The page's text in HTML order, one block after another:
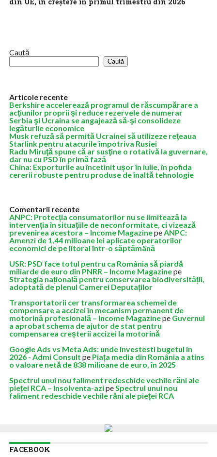
din UE, în creştere în primul trimestru din 2026
Caută
Caută
Articole recente
Berkshire accelerează programul de răscumpărare a
acţiunilor proprii şi reduce rezervele de numerar
Serbia şi Ucraina se angajează să-şi consolideze
legăturile economice
Musk refuză să permită Ucrainei să utilizeze reţeaua
Starlink pentru atacurile împotriva Rusiei
Radu Miruţă spune că ar susţine o rotativă la guvernare,
dar nu cu PSD în primă fază
China: Exporturile au încetinit ușor în iulie, în pofida
cererii robuste pentru produse de înaltă tehnologie
Comentarii recente
ANPC: Protecția consumatorilor nu se limitează la
intervenția în situațiile de neconformitate, ci vizează
prevenirea acestora – Income MagazinepeANPC:
Amenzi de 1,44 milioane lei aplicate operatorilor
economici de pe litoral într-o săptămână
USR: PSD face totul pentru ca România să piardă
miliarde de euro din PNRR – Income Magazinepe
Strategia națională pentru conservarea biodiversității,
adoptată de plenul Camerei Deputaților
Transportatorii cer transformarea schemei de
compensare a accizei în mecanism permanent de
motorină profesională – Income Magazinepe Guvernul
a aprobat schema de ajutor de stat pentru
compensarea creșterii accizei la motorină
Google Ads vs Meta Ads: unde investesti bugetul in
2026 - Admi Consult pe Piața media din România a atins
o valoare netă de 838 milioane de euro, în 2025
Spectrul unui nou faliment redeschide vechile răni ale
pieței RCA – Insolventa-azipeSpectrul unui nou
faliment redeschide vechile răni ale pieței RCA
FACEBOOK